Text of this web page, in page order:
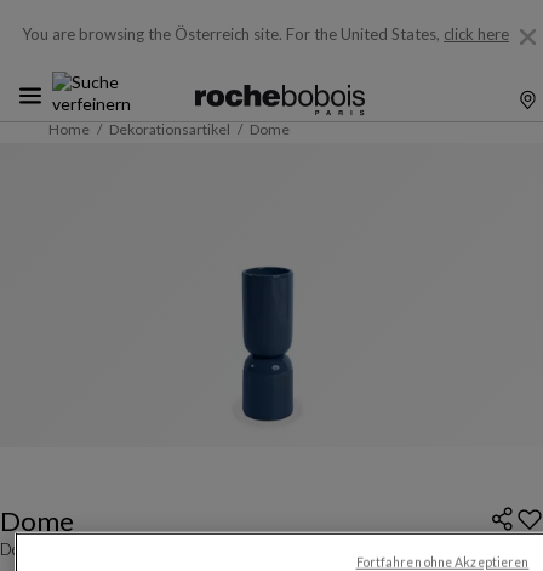
You are browsing the Österreich site. For the United States, click here
Home Dekorationsartikel Dome
Dome
Design
Fortfahren ohne Akzeptieren